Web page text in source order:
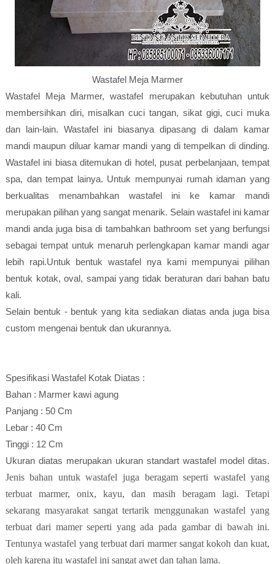
Wastafel Meja Marmer
Wastafel Meja Marmer, wastafel merupakan kebutuhan untuk
membersihkan diri, misalkan cuci tangan, sikat gigi, cuci muka
dan lain-lain. Wastafel ini biasanya dipasang di dalam kamar
mandi maupun diluar kamar mandi yang di tempelkan di dinding.
Wastafel ini biasa ditemukan di hotel, pusat perbelanjaan, tempat
spa, dan tempat lainya. Untuk mempunyai rumah idaman yang
berkualitas menambahkan wastafel ini ke kamar mandi
merupakan pilihan yang sangat menarik. Selain wastafel ini kamar
mandi anda juga bisa di tambahkan bathroom set yang berfungsi
sebagai tempat untuk menaruh perlengkapan kamar mandi agar
lebih rapi.Untuk bentuk wastafel nya kami mempunyai pilihan
bentuk kotak, oval, sampai yang tidak beraturan dari bahan batu
kali.
Selain bentuk - bentuk yang kita sediakan diatas anda juga bisa
custom mengenai bentuk dan ukurannya.
Spesifikasi Wastafel Kotak Diatas :
Bahan : Marmer kawi agung
Panjang : 50 Cm
Lebar : 40 Cm
Tinggi : 12 Cm
Ukuran diatas merupakan ukuran standart wastafel model ditas.
Jenis bahan untuk wastafel juga beragam seperti wastafel yang
terbuat marmer, onix, kayu, dan masih beragam lagi. Tetapi
sekarang masyarakat sangat tertarik menggunakan wastafel yang
terbuat dari mamer seperti yang ada pada gambar di bawah ini.
Tentunya wastafel yang terbuat dari marmer sangat kokoh dan kuat,
oleh karena itu wastafel ini sangat awet dan tahan lama.